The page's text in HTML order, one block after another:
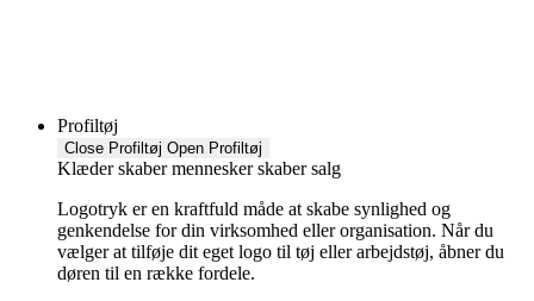
Profiltøj
Close Profiltøj Open Profiltøj
Klæder skaber mennesker skaber salg
Logotryk er en kraftfuld måde at skabe synlighed og
genkendelse for din virksomhed eller organisation. Når du
vælger at tilføje dit eget logo til tøj eller arbejdstøj, åbner du
døren til en række fordele.